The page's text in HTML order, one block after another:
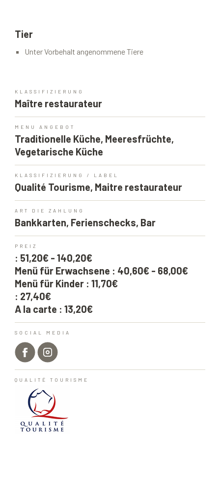
Tier
Unter Vorbehalt angenommene Tiere
KLASSIFIZIERUNG
Maître restaurateur
MENU ANGEBOT
Traditionelle Küche, Meeresfrüchte,
Vegetarische Küche
KLASSIFIZIERUNG / LABEL
Qualité Tourisme, Maitre restaurateur
ART DIE ZAHLUNG
Bankkarten, Ferienschecks, Bar
PREIZ
: 51,20€ - 140,20€
Menü für Erwachsene : 40,60€ - 68,00€
Menü für Kinder : 11,70€
: 27,40€
A la carte : 13,20€
SOCIAL MEDIA
QUALITÉ TOURISME